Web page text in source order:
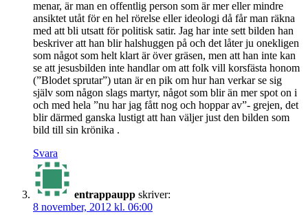
menar, är man en offentlig person som är mer eller mindre
ansiktet utåt för en hel rörelse eller ideologi då får man räkna
med att bli utsatt för politisk satir. Jag har inte sett bilden han
beskriver att han blir halshuggen på och det låter ju onekligen
som något som helt klart är över gräsen, men att han inte kan
se att jesusbilden inte handlar om att folk vill korsfästa honom
(”Blodet sprutar”) utan är en pik om hur han verkar se sig
själv som någon slags martyr, något som blir än mer spot on i
och med hela ”nu har jag fått nog och hoppar av”- grejen, det
blir därmed ganska lustigt att han väljer just den bilden som
bild till sin krönika .
Svara
entrappaupp skriver:
8 november, 2012 kl. 06:00